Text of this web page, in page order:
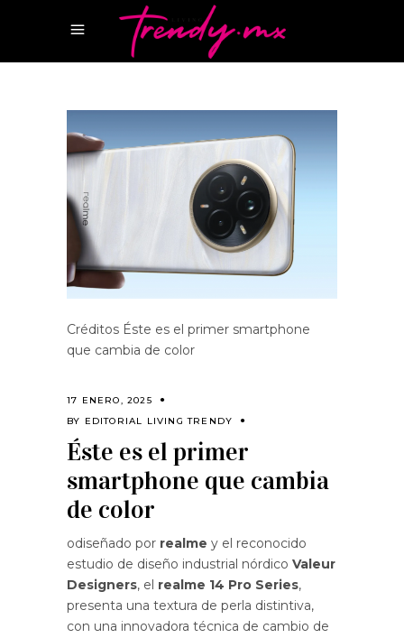
Créditos Éste es el primer smartphone
que cambia de color
17 ENERO, 2025
BY EDITORIAL LIVING TRENDY
Éste es el primer
smartphone que cambia
de color
odiseñado por realme y el reconocido
estudio de diseño industrial nórdico Valeur
Designers, el realme 14 Pro Series,
presenta una textura de perla distintiva,
con una innovadora técnica de cambio de